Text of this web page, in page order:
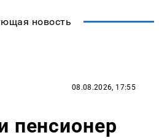
новость
08.08.2026, 17:55
пенсионер